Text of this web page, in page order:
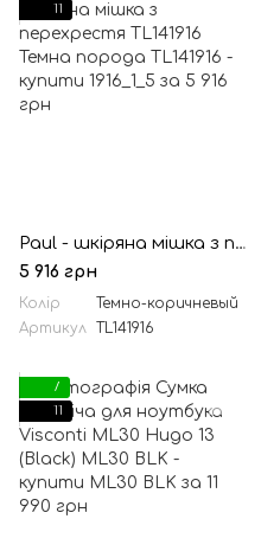
11
Paul - шкіряна мішка з перехрестя TL141916 Темна порода
5 916 грн
Колір
Темно-коричневый
Артикул
TL141916
7
11